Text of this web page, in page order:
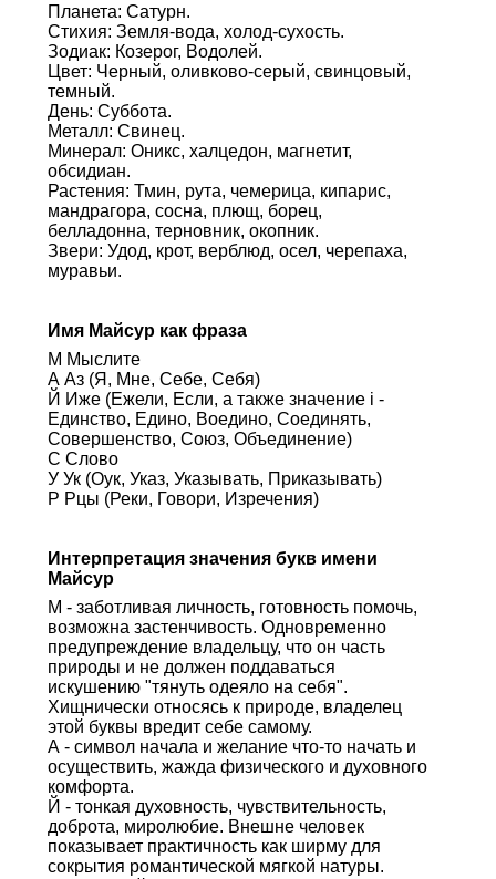
Планета: Сатурн.
Стихия: Земля-вода, холод-сухость.
Зодиак: Козерог, Водолей.
Цвет: Черный, оливково-серый, свинцовый,
темный.
День: Суббота.
Металл: Свинец.
Минерал: Оникс, халцедон, магнетит,
обсидиан.
Растения: Тмин, рута, чемерица, кипарис,
мандрагора, сосна, плющ, борец,
белладонна, терновник, окопник.
Звери: Удод, крот, верблюд, осел, черепаха,
муравьи.
Имя Майсур как фраза
М Мыслите
А Аз (Я, Мне, Себе, Себя)
Й Иже (Ежели, Если, а также значение i -
Единство, Едино, Воедино, Соединять,
Совершенство, Союз, Объединение)
С Слово
У Ук (Оук, Указ, Указывать, Приказывать)
Р Рцы (Реки, Говори, Изречения)
Интерпретация значения букв имени
Майсур
М - заботливая личность, готовность помочь,
возможна застенчивость. Одновременно
предупреждение владельцу, что он часть
природы и не должен поддаваться
искушению "тянуть одеяло на себя".
Хищнически относясь к природе, владелец
этой буквы вредит себе самому.
А - символ начала и желание что-то начать и
осуществить, жажда физического и духовного
комфорта.
Й - тонкая духовность, чувствительность,
доброта, миролюбие. Внешне человек
показывает практичность как ширму для
сокрытия романтической мягкой натуры.